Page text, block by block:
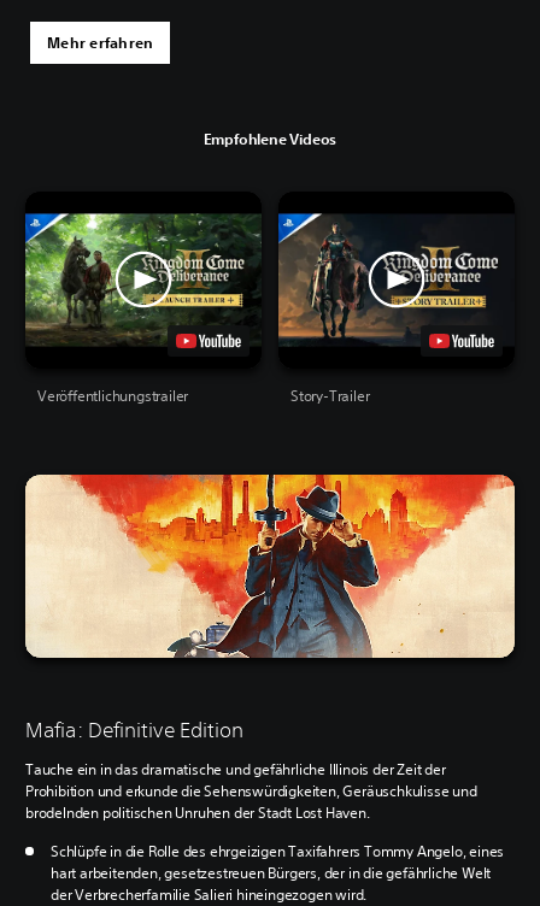
Mehr erfahren
Empfohlene Videos
Veröffentlichungstrailer Story-Trailer
Mafia: Definitive Edition
Tauche ein in das dramatische und gefährliche Illinois der Zeit der
Prohibition und erkunde die Sehenswürdigkeiten, Geräuschkulisse und
brodelnden politischen Unruhen der Stadt Lost Haven.
Schlüpfe in die Rolle des ehrgeizigen Taxifahrers Tommy Angelo, eines
hart arbeitenden, gesetzestreuen Bürgers, der in die gefährliche Welt
der Verbrecherfamilie Salieri hineingezogen wird.